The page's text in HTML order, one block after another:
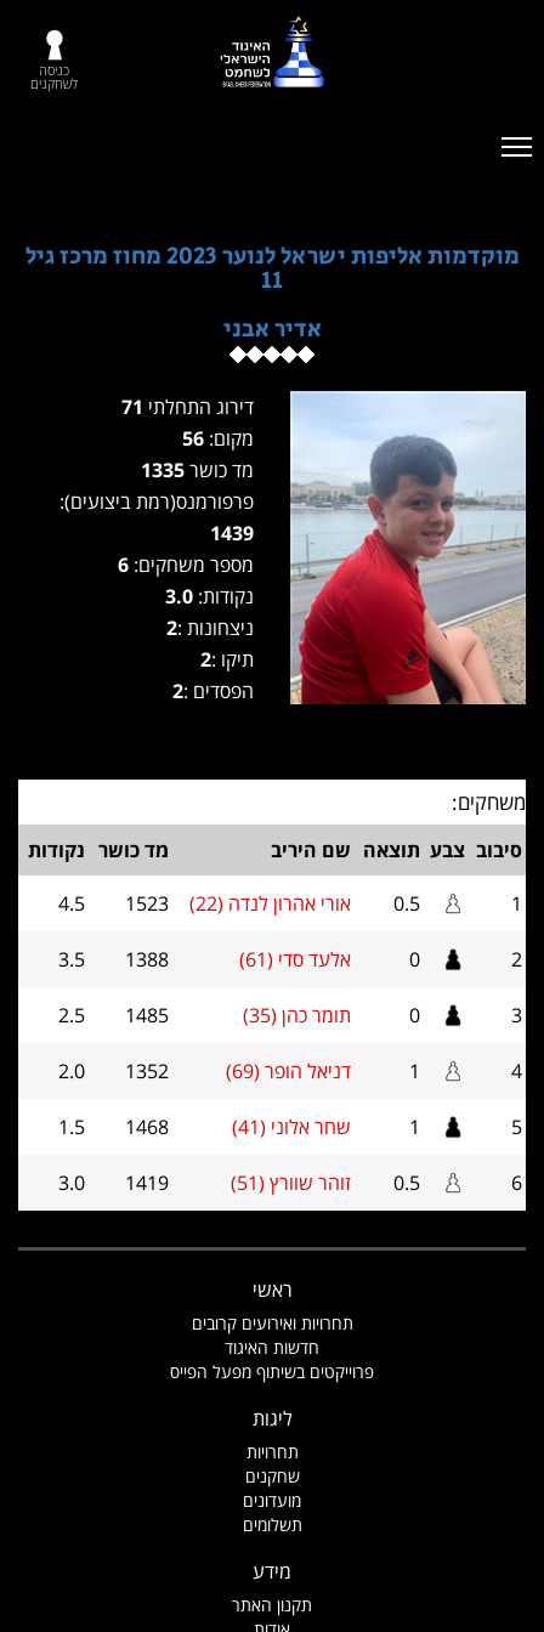
כניסה
לשחקנים
מוקדמות אליפות ישראל לנוער 2023 מחוז מרכז גיל
11
אדיר אבני
דירוג התחלתי
מקום:
מד כושר
פרפורמנס(רמת ביצועים):
1439
מספר משחקים:
נקודות: 3.0
ניצחונות :2
תיקו :2
הפסדים :2
משחקים:
סיבוב צבע תוצאה שם היריב מד כושר נקודות
1
0.5 אורי אהרון לנדה (22) 1523
4.5
2
0 אלעד סדי (61) 1388
3.5
3
0 תומר כהן (35) 1485
2.5
4
1 דניאל הופר (69) 1352
2.0
5
1 שחר אלוני (41) 1468
1.5
6
0.5 זוהר שוורץ (51) 1419
3.0
ראשי
תחרויות ואירועים קרובים
חדשות האיגוד
פרוייקטים בשיתוף מפעל הפייס
ליגות
תחרויות
שחקנים
מועדונים
תשלומים
מידע
תקנון האתר